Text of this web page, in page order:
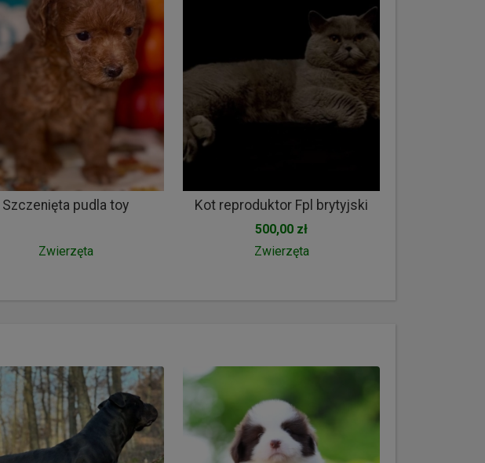
Szczenięta pudla toy
Zwierzęta
Kot reproduktor Fpl brytyjski
500,00 zł
Zwierzęta